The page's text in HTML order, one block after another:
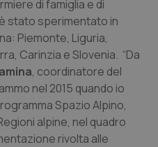
di famiglia e di
stato sperimentato in
Piemonte, Liguria,
Carinzia e Slovenia. “Da
, coordinatore del
nel 2015 quando io
Spazio Alpino,
alpine, nel quadro
rivolta alle
www.quotidianosanita.it
www.quotidianosanita.it